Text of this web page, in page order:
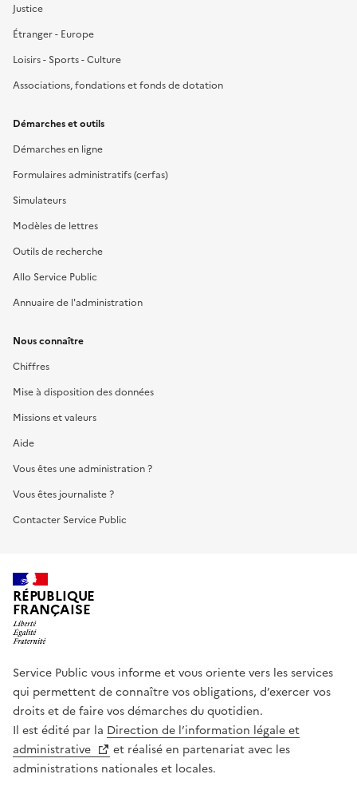
Justice
Étranger - Europe
Loisirs - Sports - Culture
Associations, fondations et fonds de dotation
Démarches et outils
Démarches en ligne
Formulaires administratifs (cerfas)
Simulateurs
Modèles de lettres
Outils de recherche
Allo Service Public
Annuaire de l'administration
Nous connaître
Chiffres
Mise à disposition des données
Missions et valeurs
Aide
Vous êtes une administration ?
Vous êtes journaliste ?
Contacter Service Public
RÉPUBLIQUE
FRANÇAISE
Service Public vous informe et vous oriente vers les services
qui permettent de connaître vos obligations, d’exercer vos
droits et de faire vos démarches du quotidien.
Il est édité par la Direction de l’information légale et
administrative
et réalisé en partenariat avec les
administrations nationales et locales.